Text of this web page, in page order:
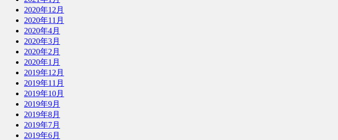
2020年12月
2020年11月
2020年4月
2020年3月
2020年2月
2020年1月
2019年12月
2019年11月
2019年10月
2019年9月
2019年8月
2019年7月
2019年6月